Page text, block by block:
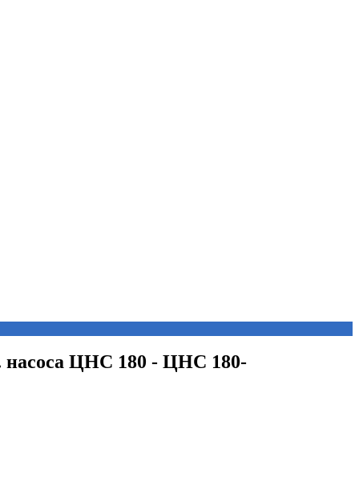
насоса ЦНС 180 - ЦНС 180-